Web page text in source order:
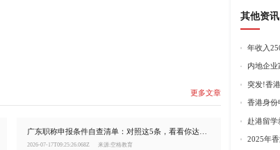
更多文章
广东职称申报条件自查清单：对照这5条，看看你达标了吗?
2026-07-17T09:25:26.068Z 来源:空格教育
其他资讯